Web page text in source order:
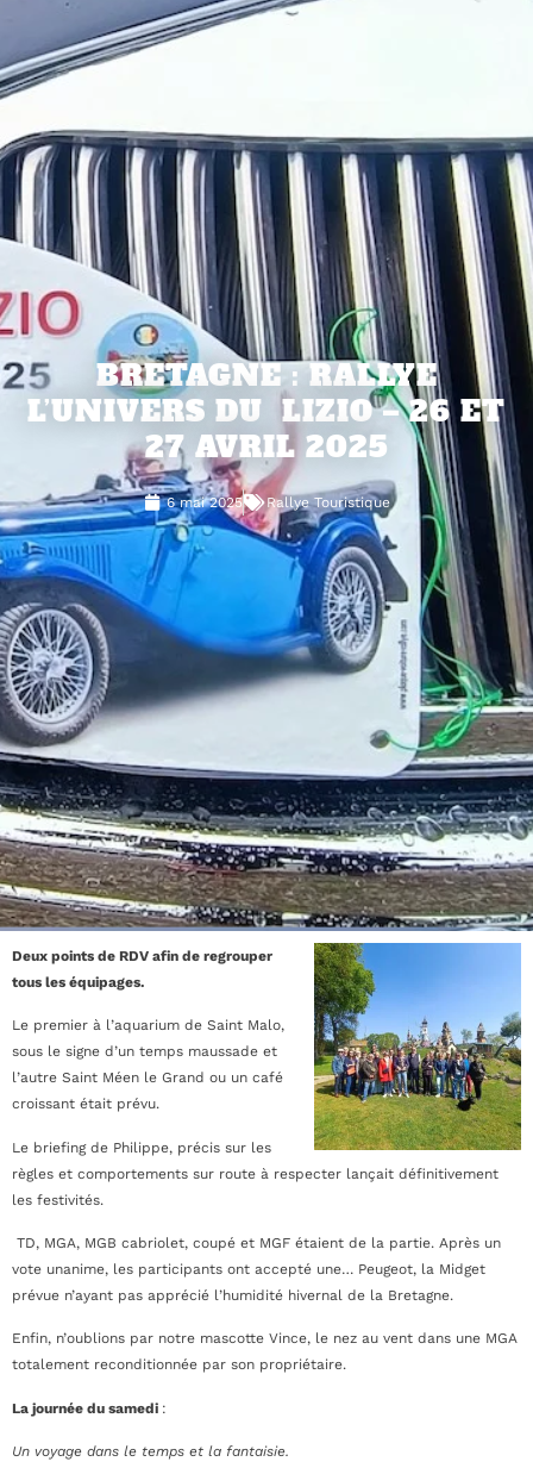
BRETAGNE : RALLYE
L’UNIVERS DU LIZIO – 26 ET
27 AVRIL 2025
6 mai 2025 Rallye Touristique
Deux points de RDV afin de regrouper
tous les équipages.
Le premier à l’aquarium de Saint Malo,
sous le signe d’un temps maussade et
l’autre Saint Méen le Grand ou un café
croissant était prévu.
Le briefing de Philippe, précis sur les
règles et comportements sur route à respecter lançait définitivement
les festivités.
TD, MGA, MGB cabriolet, coupé et MGF étaient de la partie. Après un
vote unanime, les participants ont accepté une… Peugeot, la Midget
prévue n’ayant pas apprécié l’humidité hivernal de la Bretagne.
Enfin, n’oublions par notre mascotte Vince, le nez au vent dans une MGA
totalement reconditionnée par son propriétaire.
La journée du samedi :
Un voyage dans le temps et la fantaisie.